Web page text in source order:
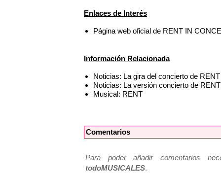
Enlaces de Interés
Página web oficial de RENT IN
Información Relacionada
Noticias: La gira del concierto de
Noticias: La versión concierto de
Musical: RENT
Comentarios
Para poder añadir comentarios
todoMUSICALES.